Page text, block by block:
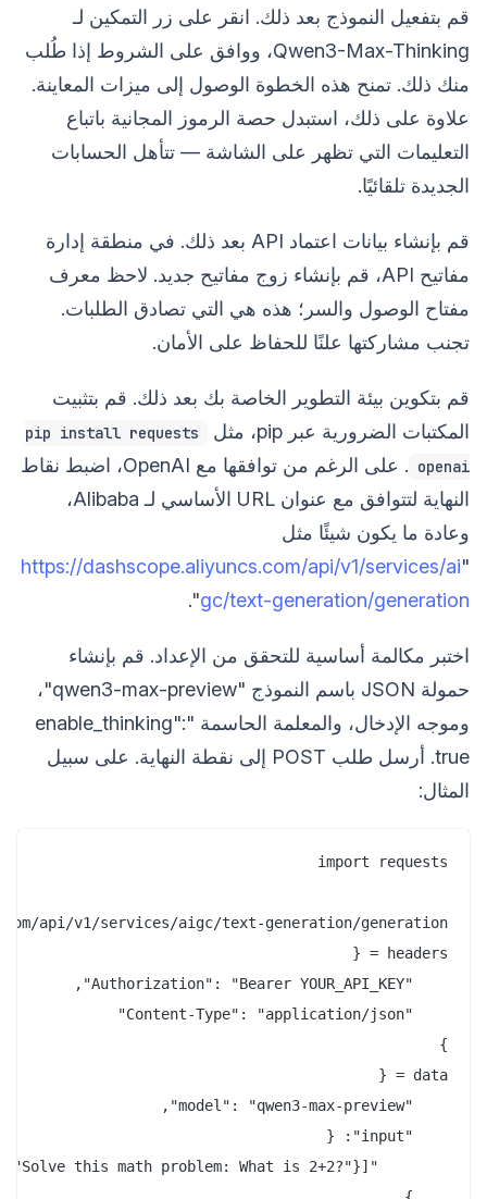
قم بتفعيل النموذج بعد ذلك. انقر على زر التمكين لـ
Qwen3-Max-Thinking، ووافق على الشروط إذا طُلب
منك ذلك. تمنح هذه الخطوة الوصول إلى ميزات المعاينة.
علاوة على ذلك، استبدل حصة الرموز المجانية باتباع
التعليمات التي تظهر على الشاشة — تتأهل الحسابات
الجديدة تلقائيًا.
قم بإنشاء بيانات اعتماد API بعد ذلك. في منطقة إدارة
مفاتيح API، قم بإنشاء زوج مفاتيح جديد. لاحظ معرف
مفتاح الوصول والسر؛ هذه هي التي تصادق الطلبات.
تجنب مشاركتها علنًا للحفاظ على الأمان.
قم بتكوين بيئة التطوير الخاصة بك بعد ذلك. قم بتثبيت
المكتبات الضرورية عبر pip، مثل
pip install requests
openai
. على الرغم من توافقها مع OpenAI، اضبط نقاط
النهاية لتتوافق مع عنوان URL الأساسي لـ Alibaba،
وعادة ما يكون شيئًا مثل
"
https://dashscope.aliyuncs.com/api/v1/services/ai
gc/text-generation/generation
".
اختبر مكالمة أساسية للتحقق من الإعداد. قم بإنشاء
حمولة JSON باسم النموذج "qwen3-max-preview"،
وموجه الإدخال، والمعلمة الحاسمة "enable_thinking":
true. أرسل طلب POST إلى نقطة النهاية. على سبيل
المثال: